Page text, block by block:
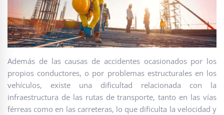
Además de las causas de accidentes ocasionados por los
propios conductores, o por problemas estructurales en los
vehículos, existe una dificultad relacionada con la
infraestructura de las rutas de transporte, tanto en las vías
férreas como en las carreteras, lo que dificulta la velocidad y